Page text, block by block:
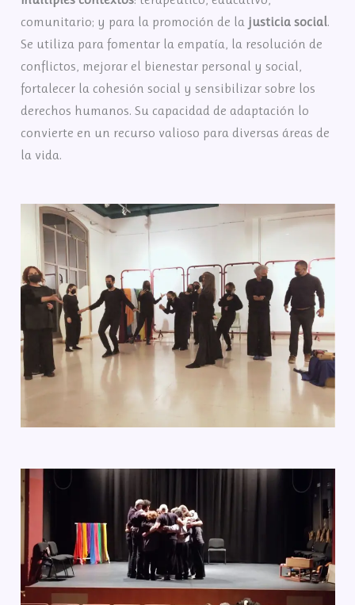
comunitario; y para la promoción de la justicia social.
Se utiliza para fomentar la empatía, la resolución de
conflictos, mejorar el bienestar personal y social,
fortalecer la cohesión social y sensibilizar sobre los
derechos humanos. Su capacidad de adaptación lo
convierte en un recurso valioso para diversas áreas de
la vida.